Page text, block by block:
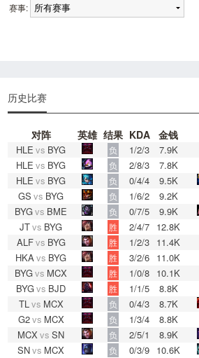
赛事:
历史比赛
对阵 英雄 结果 KDA 金钱
HLE vs BYG 负 1/2/3
7.9K
HLE vs BYG 负 2/8/3
7.8K
HLE vs BYG 负 0/4/4
9.5K
GS vs BYG 负 1/6/2
9.2K
BYGvs BME 负 0/7/5
9.9K
JTvs BYG 胜 2/4/7 12.8K
ALFvs BYG 胜 1/2/3 11.4K
HKAvs BYG 胜 3/2/6 11.0K
BYGvs MCX 胜 1/0/8 10.1K
BYGvs BJD 胜 1/1/5
8.8K
TLvs MCX 负 0/4/3
8.7K
G2vs MCX 负 1/3/4
8.8K
MCXvs SN 负 2/5/1
8.9K
SNvs MCX 负 0/3/9 10.6K